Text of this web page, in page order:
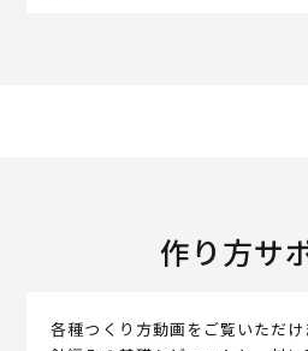
作り方サ
各種つくり方動画をご覧いただ